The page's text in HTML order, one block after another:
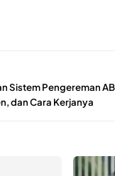
Sistem Pengereman
dan Cara Kerjanya